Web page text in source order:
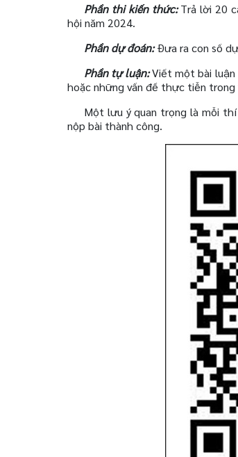
Phần thi kiến thức:Trả lời 20
hội năm 2024.
Phần dự đoán:Đưa ra con số
Phần tự luận:Viết một bài luận
hoặc những vấn đề thực tiễn
Một lưu ý quan trọng là mỗi
nộp bài thành công.